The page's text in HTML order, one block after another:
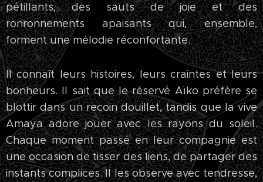
pétillants, des sauts de joie et des
ronronnements apaisants qui, ensemble,
forment une mélodie réconfortante.
Il connaît leurs histoires, leurs craintes et leurs
bonheurs. Il sait que le réservé Aïko préfère se
blottir dans un recoin douillet, tandis que la vive
Amaya adore jouer avec les rayons du soleil.
Chaque moment passé en leur compagnie est
une occasion de tisser des liens, de partager des
instants complices. Il les observe avec tendresse,